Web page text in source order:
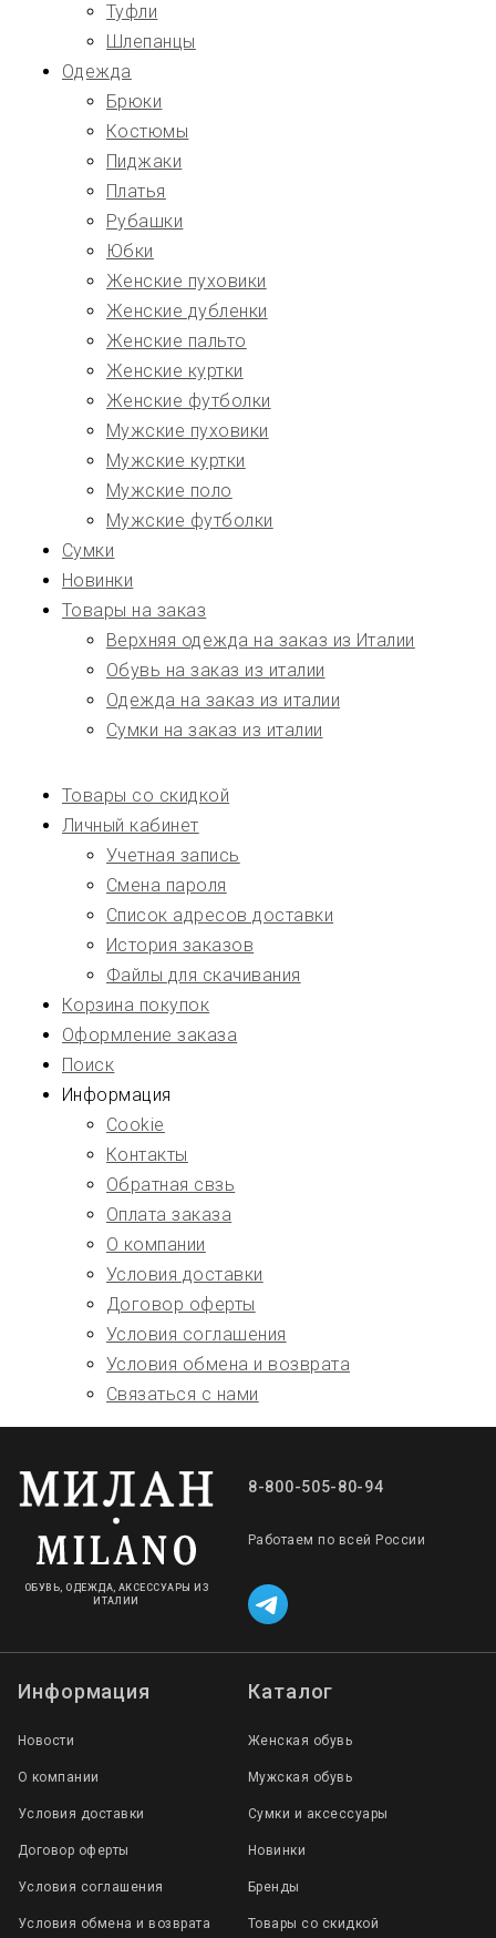
Туфли
Шлепанцы
Одежда
Брюки
Костюмы
Пиджаки
Платья
Рубашки
Юбки
Женские пуховики
Женские дубленки
Женские пальто
Женские куртки
Женские футболки
Мужские пуховики
Мужские куртки
Мужские поло
Мужские футболки
Сумки
Новинки
Товары на заказ
Верхняя одежда на заказ из Италии
Обувь на заказ из италии
Одежда на заказ из италии
Сумки на заказ из италии
Товары со скидкой
Личный кабинет
Учетная запись
Смена пароля
Список адресов доставки
История заказов
Файлы для скачивания
Корзина покупок
Оформление заказа
Поиск
Информация
Cookie
Контакты
Обратная свзь
Оплата заказа
О компании
Условия доставки
Договор оферты
Условия соглашения
Условия обмена и возврата
Связаться с нами
ОБУВЬ, ОДЕЖДА, АКСЕССУАРЫ ИЗ
ИТАЛИИ
8-800-505-80-94
Работаем по всей России
Информация
Новости
О компании
Условия доставки
Договор оферты
Условия соглашения
Условия обмена и возврата
Каталог
Женская обувь
Мужская обувь
Сумки и аксессуары
Новинки
Бренды
Товары со скидкой